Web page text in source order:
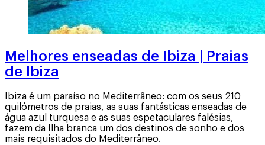
Melhores enseadas de Ibiza | Praias
de Ibiza
Ibiza é um paraíso no Mediterrâneo: com os seus 210
quilómetros de praias, as suas fantásticas enseadas de
água azul turquesa e as suas espetaculares falésias,
fazem da Ilha branca um dos destinos de sonho e dos
mais requisitados do Mediterrâneo.